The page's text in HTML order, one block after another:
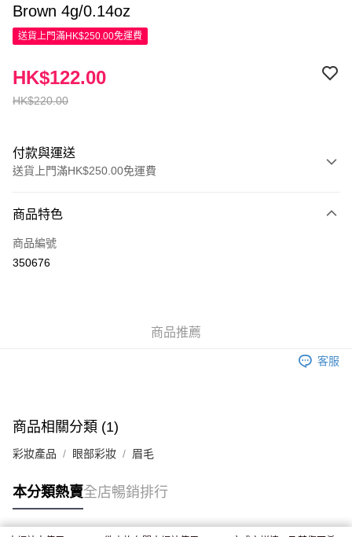
Brown 4g/0.14oz
送貨上門滿HK$250.00免運費
HK$220.00
HK$122.00
付款與運送
送貨上門滿HK$250.00免運費
信用卡
Apple Pay
付款後門市自取，訂單確認後2-4個工作天到店，7天內取。逾期後
商品特色
商品編號
350676
商品推薦
客服
商品相關分類 (1)
彩妝產品 眼部彩妝 眉毛
本分類熱賣全店暢銷排行